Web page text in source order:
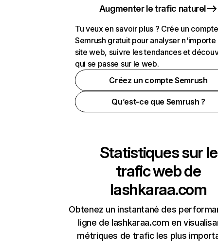
Augmenter le trafic naturel
Tu veux en savoir plus ? Crée un compte
Semrush gratuit pour analyser n'importe
site web, suivre les tendances et
qui se passe sur le web.
Créez un compte Semrush
Qu’est-ce que Semrush ?
Statistiques sur le
trafic web de
lashkaraa.com
Obtenez un instantané des
ligne de lashkaraa.com en
métriques de trafic les plus